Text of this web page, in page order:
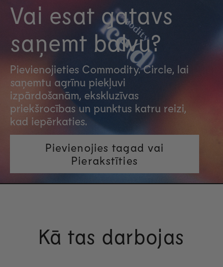
Vai esat gatavs
saņemt balvu?
Pievienojieties Commodity. Circle, lai
saņemtu agrīnu piekļuvi
izpārdošanām, ekskluzīvas
priekšrocības un punktus katru reizi,
kad iepērkaties.
Pievienojies tagad vai
Pierakstīties
Kā tas darbojas